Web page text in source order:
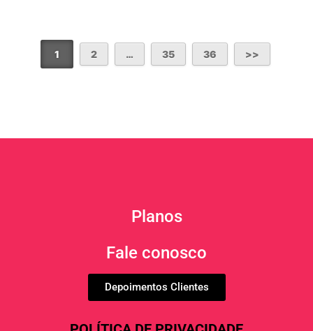
1 2 … 35 36
Planos
Fale conosco
Depoimentos Clientes